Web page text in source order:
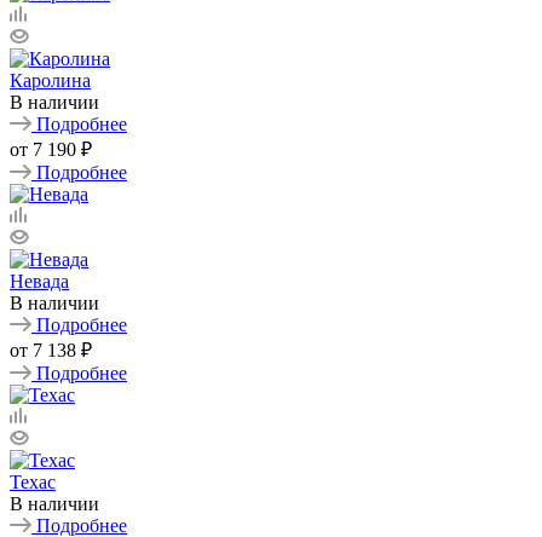
Каролина
В наличии
Подробнее
от 7 190 ₽
Подробнее
Невада
В наличии
Подробнее
от 7 138 ₽
Подробнее
Техас
В наличии
Подробнее